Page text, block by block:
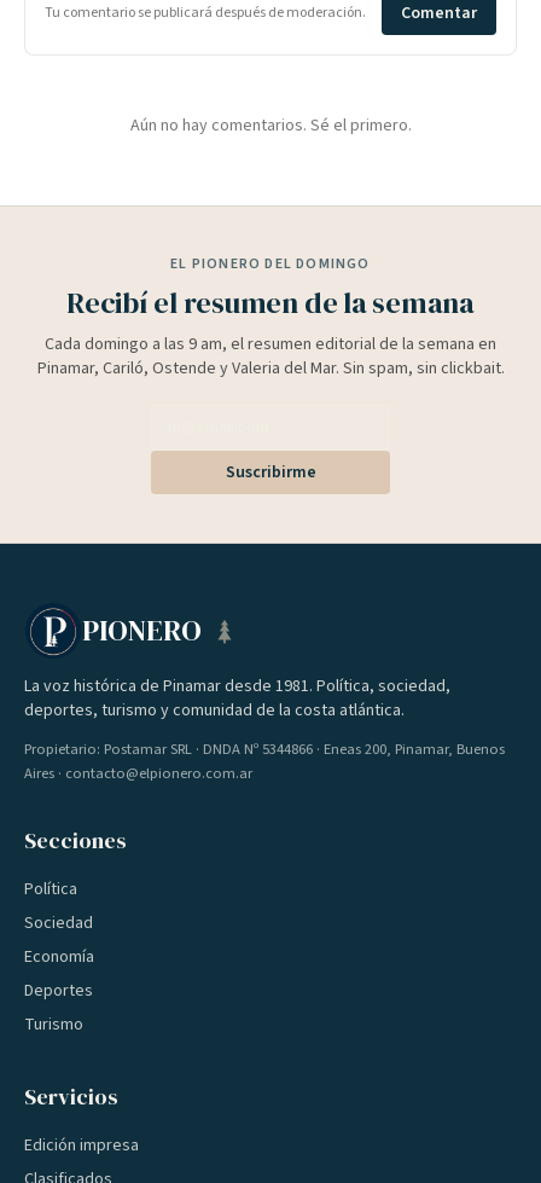
Tu comentario se publicará después de moderación. Comentar
Aún no hay comentarios. Sé el primero.
EL PIONERO DEL DOMINGO
Recibí el resumen de la semana
Cada domingo a las 9 am, el resumen editorial de la semana en
Pinamar, Cariló, Ostende y Valeria del Mar. Sin spam, sin clickbait.
Suscribirme
PIONERO
La voz histórica de Pinamar desde 1981. Política, sociedad,
deportes, turismo y comunidad de la costa atlántica.
Propietario: Postamar SRL · DNDA Nº 5344866 · Eneas 200, Pinamar, Buenos
Aires · contacto@elpionero.com.ar
Secciones
Política
Sociedad
Economía
Deportes
Turismo
Servicios
Edición impresa